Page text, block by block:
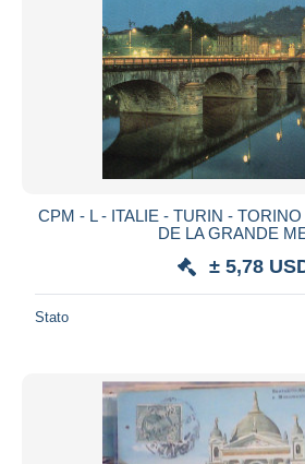
Aggiorna
CPM - L - ITALIE - TURIN -
DE LA GRANDE
± 5,78
Stato